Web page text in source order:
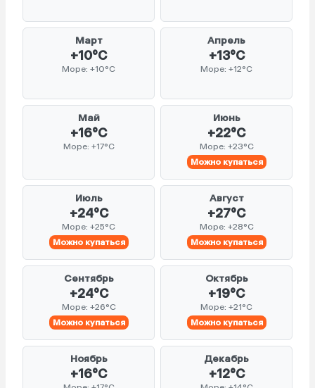
Март
+10°C
Море: +10°C
Апрель
+13°C
Море: +12°C
Май
+16°C
Море: +17°C
Июнь
+22°C
Море: +23°C
Можно купаться
Июль
+24°C
Море: +25°C
Можно купаться
Август
+27°C
Море: +28°C
Можно купаться
Сентябрь
+24°C
Море: +26°C
Можно купаться
Октябрь
+19°C
Море: +21°C
Можно купаться
Ноябрь
+16°C
Декабрь
+12°C